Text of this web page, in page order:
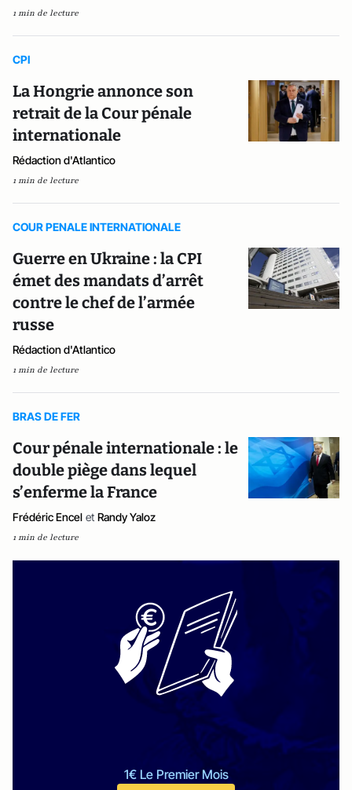
1 min de lecture
CPI
La Hongrie annonce son
retrait de la Cour pénale
internationale
Rédaction d'Atlantico
1 min de lecture
COUR PENALE INTERNATIONALE
Guerre en Ukraine : la CPI
émet des mandats d’arrêt
contre le chef de l’armée
russe
Rédaction d'Atlantico
1 min de lecture
BRAS DE FER
Cour pénale internationale : le
double piège dans lequel
s’enferme la France
Frédéric Encel et Randy Yaloz
1 min de lecture
1€ Le Premier Mois